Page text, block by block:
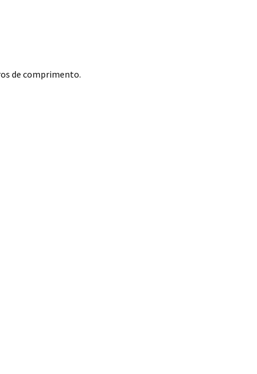
de comprimento.